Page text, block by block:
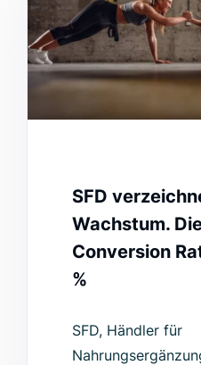
SFD
Wachstum.
Conversion
%
SFD, Händler für